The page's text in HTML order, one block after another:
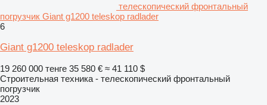
телескопический фронтальный
погрузчик Giant g1200 teleskop radlader
6
Giant g1200 teleskop radlader
19 260 000 тенге 35 580 € ≈ 41 110 $
Строительная техника - телескопический фронтальный
погрузчик
2023